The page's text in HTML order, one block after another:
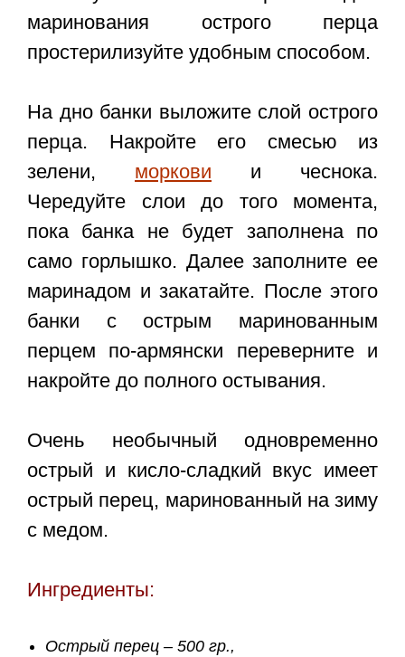
маринования острого перца
простерилизуйте удобным способом.
На дно банки выложите слой острого
перца. Накройте его смесью из
зелени, моркови и чеснока.
Чередуйте слои до того момента,
пока банка не будет заполнена по
само горлышко. Далее заполните ее
маринадом и закатайте. После этого
банки с острым маринованным
перцем по-армянски переверните и
накройте до полного остывания.
Очень необычный одновременно
острый и кисло-сладкий вкус имеет
острый перец, маринованный на зиму
с медом.
Ингредиенты:
Острый перец – 500 гр.,